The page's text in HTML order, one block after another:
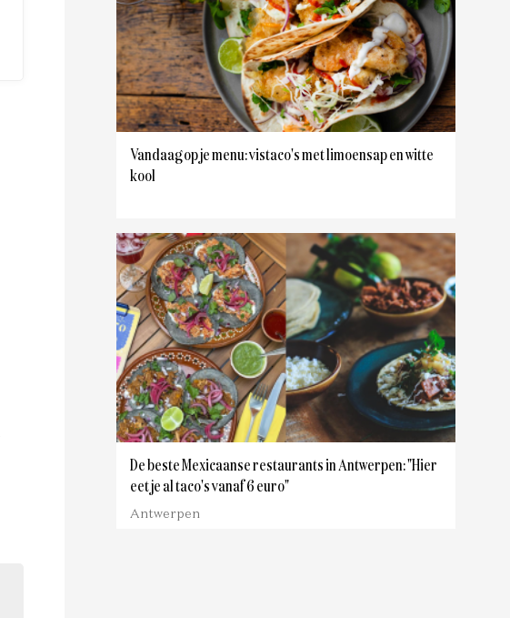
Vandaag op je menu: vistaco's met limoensap en witte
kool
De beste Mexicaanse restaurants in Antwerpen: "Hier
eet je al taco's vanaf 6 euro"
Antwerpen